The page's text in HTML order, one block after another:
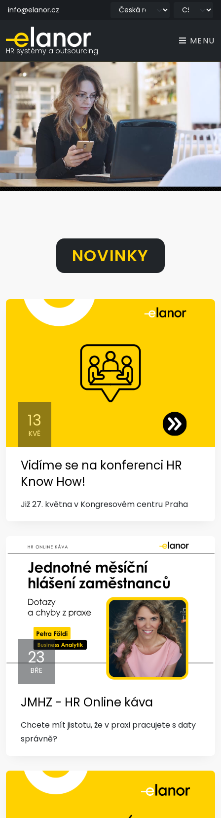
info@elanor.cz
HR systémy a outsourcing
MENU
NOVINKY
13
KVĚ
Vidíme se na konferenci HR
Know How!
Již 27. května v Kongresovém centru Praha
23
BŘE
JMHZ - HR Online káva
Chcete mít jistotu, že v praxi pracujete s daty
správně?